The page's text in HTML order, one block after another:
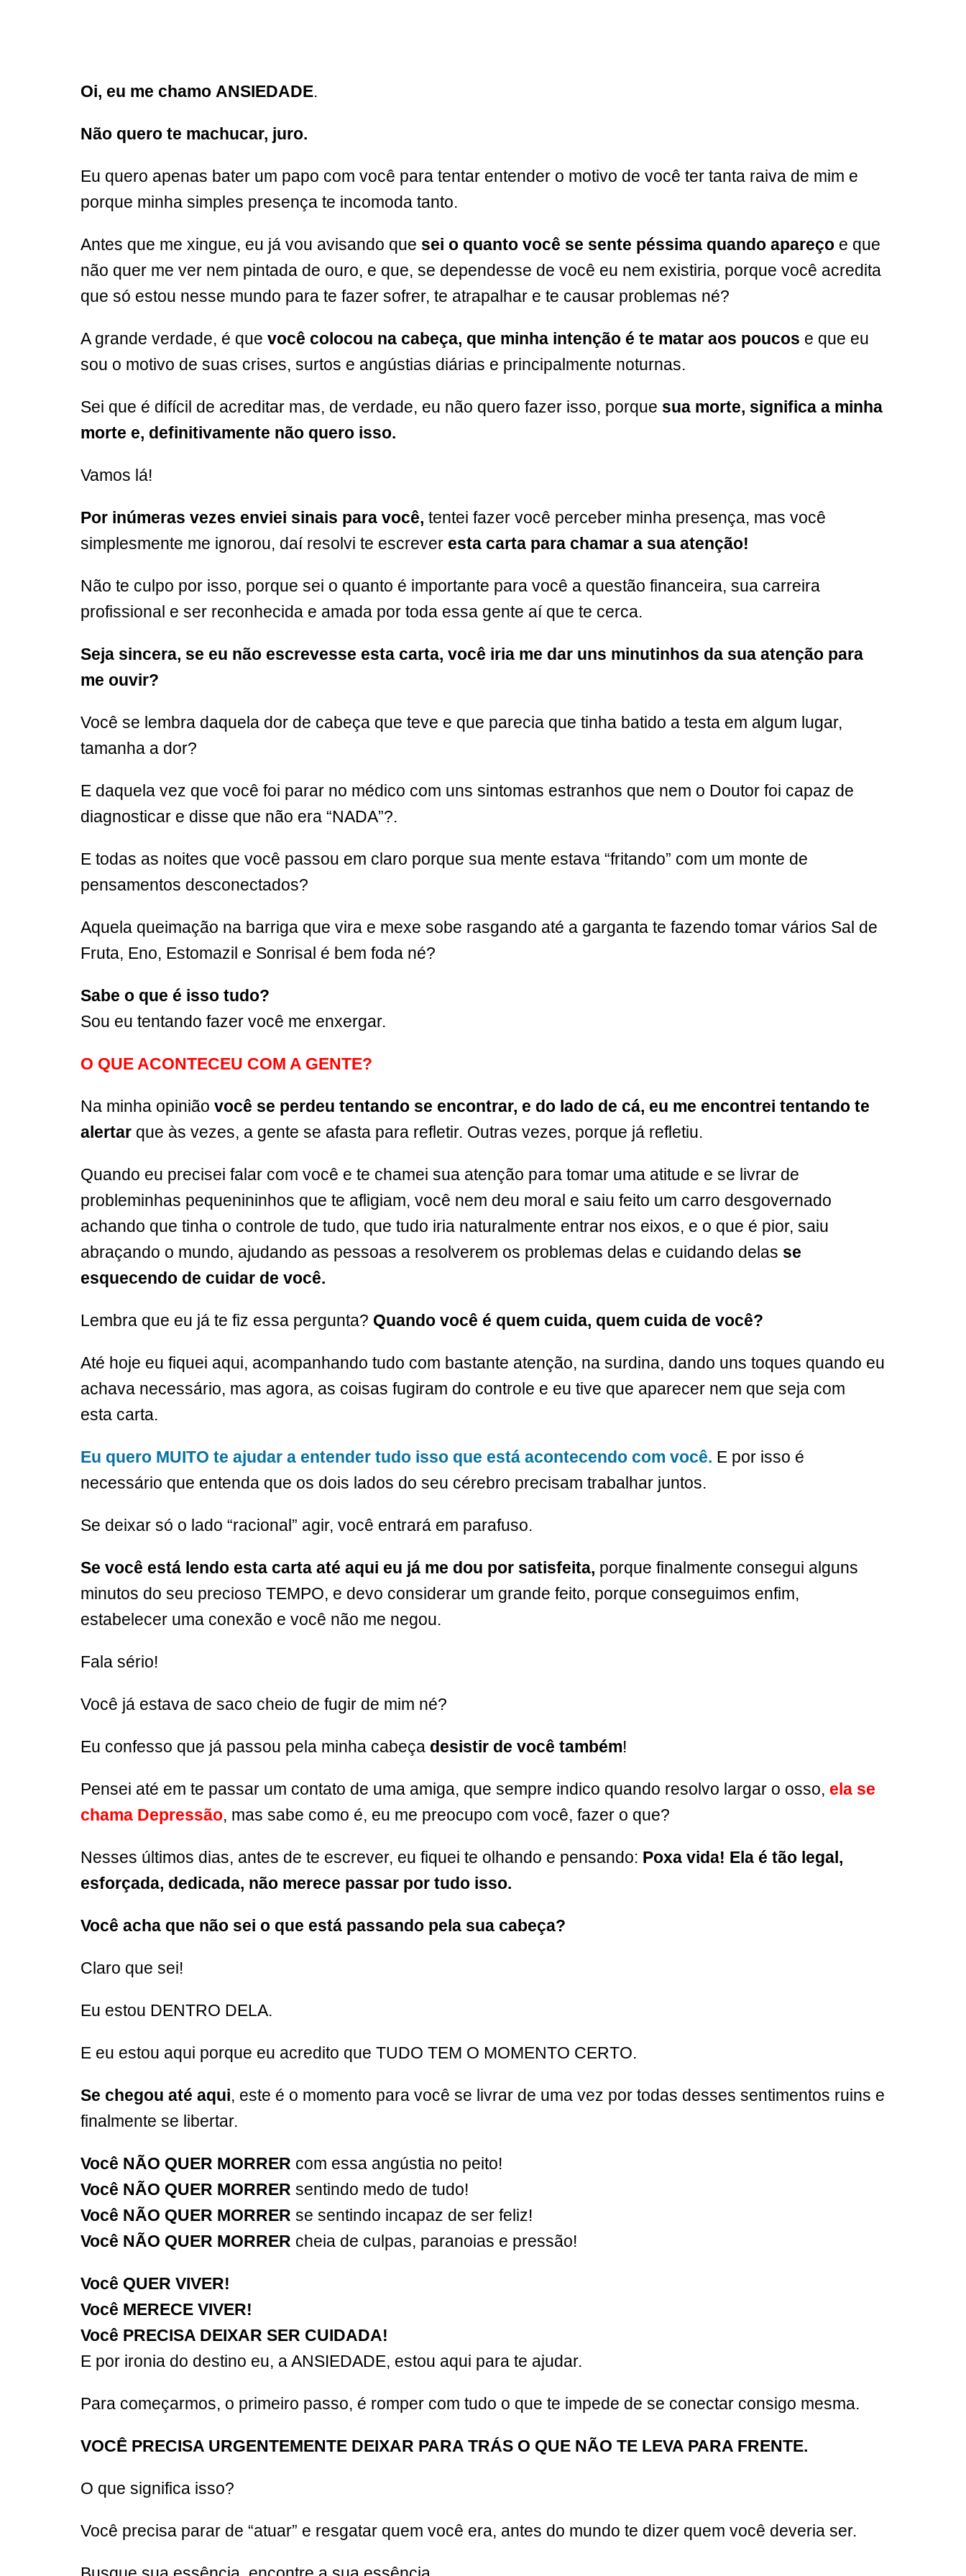
Oi, eu me chamo ANSIEDADE.
Não quero te machucar, juro.
Eu quero apenas bater um papo com você para tentar entender o motivo de você ter tanta raiva de mim e
porque minha simples presença te incomoda tanto.
Antes que me xingue, eu já vou avisando que sei o quanto você se sente péssima quando apareço e que
não quer me ver nem pintada de ouro, e que, se dependesse de você eu nem existiria, porque você acredita
que só estou nesse mundo para te fazer sofrer, te atrapalhar e te causar problemas né?
A grande verdade, é que você colocou na cabeça, que minha intenção é te matar aos poucos e que eu
sou o motivo de suas crises, surtos e angústias diárias e principalmente noturnas.
Sei que é difícil de acreditar mas, de verdade, eu não quero fazer isso, porque sua morte, significa a minha
morte e, definitivamente não quero isso.
Vamos lá!
Por inúmeras vezes enviei sinais para você, tentei fazer você perceber minha presença, mas você
simplesmente me ignorou, daí resolvi te escrever esta carta para chamar a sua atenção!
Não te culpo por isso, porque sei o quanto é importante para você a questão financeira, sua carreira
profissional e ser reconhecida e amada por toda essa gente aí que te cerca.
Seja sincera, se eu não escrevesse esta carta, você iria me dar uns minutinhos da sua atenção para
me ouvir?
Você se lembra daquela dor de cabeça que teve e que parecia que tinha batido a testa em algum lugar,
tamanha a dor?
E daquela vez que você foi parar no médico com uns sintomas estranhos que nem o Doutor foi capaz de
diagnosticar e disse que não era “NADA”?.
E todas as noites que você passou em claro porque sua mente estava “fritando” com um monte de
pensamentos desconectados?
Aquela queimação na barriga que vira e mexe sobe rasgando até a garganta te fazendo tomar vários Sal de
Fruta, Eno, Estomazil e Sonrisal é bem foda né?
Sabe o que é isso tudo?
Sou eu tentando fazer você me enxergar.
O QUE ACONTECEU COM A GENTE?
Na minha opinião você se perdeu tentando se encontrar, e do lado de cá, eu me encontrei tentando te
alertar que às vezes, a gente se afasta para refletir. Outras vezes, porque já refletiu.
Quando eu precisei falar com você e te chamei sua atenção para tomar uma atitude e se livrar de
probleminhas pequenininhos que te afligiam, você nem deu moral e saiu feito um carro desgovernado
achando que tinha o controle de tudo, que tudo iria naturalmente entrar nos eixos, e o que é pior, saiu
abraçando o mundo, ajudando as pessoas a resolverem os problemas delas e cuidando delas se
esquecendo de cuidar de você.
Lembra que eu já te fiz essa pergunta? Quando você é quem cuida, quem cuida de você?
Até hoje eu fiquei aqui, acompanhando tudo com bastante atenção, na surdina, dando uns toques quando eu
achava necessário, mas agora, as coisas fugiram do controle e eu tive que aparecer nem que seja com
esta carta.
Eu quero MUITO te ajudar a entender tudo isso que está acontecendo com você. E por isso é
necessário que entenda que os dois lados do seu cérebro precisam trabalhar juntos.
Se deixar só o lado “racional” agir, você entrará em parafuso.
Se você está lendo esta carta até aqui eu já me dou por satisfeita, porque finalmente consegui alguns
minutos do seu precioso TEMPO, e devo considerar um grande feito, porque conseguimos enfim,
estabelecer uma conexão e você não me negou.
Fala sério!
Você já estava de saco cheio de fugir de mim né?
Eu confesso que já passou pela minha cabeça desistir de você também!
Pensei até em te passar um contato de uma amiga, que sempre indico quando resolvo largar o osso, ela se
chama Depressão, mas sabe como é, eu me preocupo com você, fazer o que?
Nesses últimos dias, antes de te escrever, eu fiquei te olhando e pensando: Poxa vida! Ela é tão legal,
esforçada, dedicada, não merece passar por tudo isso.
Você acha que não sei o que está passando pela sua cabeça?
Claro que sei!
Eu estou DENTRO DELA.
E eu estou aqui porque eu acredito que TUDO TEM O MOMENTO CERTO.
Se chegou até aqui, este é o momento para você se livrar de uma vez por todas desses sentimentos ruins e
finalmente se libertar.
Você NÃO QUER MORRER com essa angústia no peito!
Você NÃO QUER MORRER sentindo medo de tudo!
Você NÃO QUER MORRER se sentindo incapaz de ser feliz!
Você NÃO QUER MORRER cheia de culpas, paranoias e pressão!
Você QUER VIVER!
Você MERECE VIVER!
Você PRECISA DEIXAR SER CUIDADA!
E por ironia do destino eu, a ANSIEDADE, estou aqui para te ajudar.
Para começarmos, o primeiro passo, é romper com tudo o que te impede de se conectar consigo mesma.
VOCÊ PRECISA URGENTEMENTE DEIXAR PARA TRÁS O QUE NÃO TE LEVA PARA FRENTE.
O que significa isso?
Você precisa parar de “atuar” e resgatar quem você era, antes do mundo te dizer quem você deveria ser.